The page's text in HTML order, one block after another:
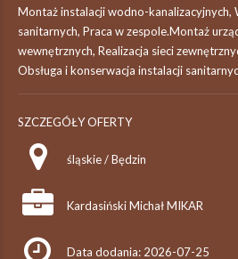
Montaż instalacji wodno-kanalizacyjnych,
sanitarnych, Praca w zespole.Montaż
wewnętrznych, Realizacja sieci
Obsługa i konserwacja instalacji
SZCZEGÓŁY OFERTY
śląskie / Będzin
Kardasiński Michał MIKAR
Data dodania: 2026-07-25